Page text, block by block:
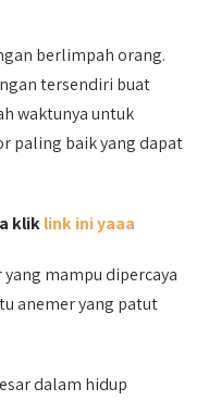
berlimpah orang.
tersendiri buat
waktunya untuk
paling baik yang dapat
kliklink ini yaaa
mampu dipercaya
anemer yang patut
dalam hidup